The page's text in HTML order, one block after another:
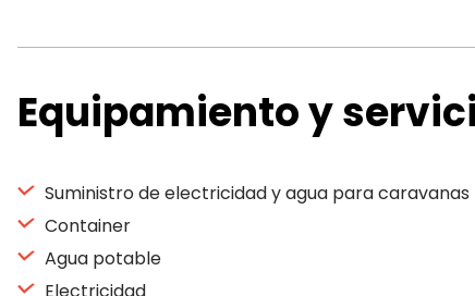
Equipamiento y
Suministro de electricidad y agua para caravanas
Container
Agua potable